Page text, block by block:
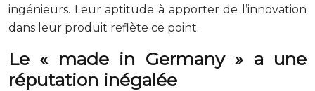
ingénieurs. Leur aptitude à apporter de l’innovation
dans leur produit reflète ce point.
Le « made in Germany » a une
réputation inégalée